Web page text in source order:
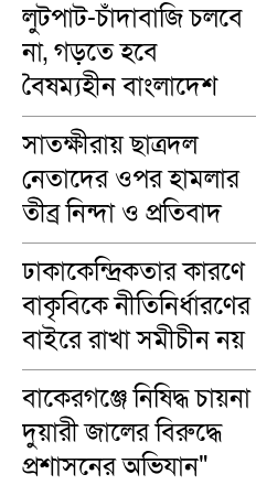
লুটপাট-চাঁদাবাজি চলবে
না, গড়তে হবে
বৈষম্যহীন বাংলাদেশ
-ব্যারিস্টার খোকন
সাতক্ষীরায় ছাত্রদল
নেতাদের ওপর হামলার
তীব্র নিন্দা ও প্রতিবাদ
জানালেন আলহাজ্ব আব্দুর
রউফ
ঢাকাকেন্দ্রিকতার কারণে
বাকৃবিকে নীতিনির্ধারণের
বাইরে রাখা সমীচীন নয়
: উপাচার্য
বাকেরগঞ্জে নিষিদ্ধ চায়না
দুয়ারী জালের বিরুদ্ধে
প্রশাসনের অভিযান"